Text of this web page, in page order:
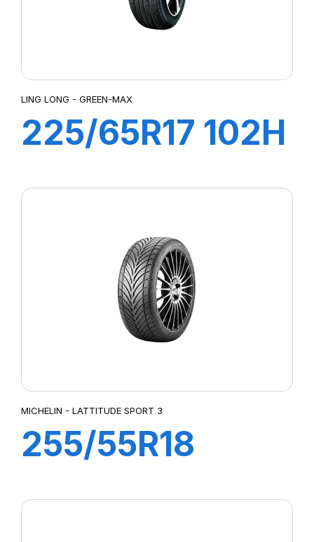
LING LONG - GREEN-MAX
225/65R17 102H
MICHELIN - LATTITUDE SPORT 3
255/55R18